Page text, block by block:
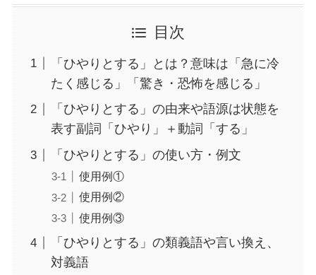
目次
「ひやりとする」とは？意味は「急に冷
たく感じる」「驚き・恐怖を感じる」
「ひやりとする」の由来や語源は状態を
表す副詞「ひやり」＋動詞「する」
「ひやりとする」の使い方・例文
使用例①
使用例②
使用例③
「ひやりとする」の類義語や言い換え、
対義語